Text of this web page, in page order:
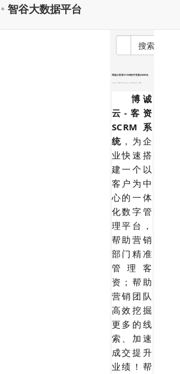
智谷大数据平台
搜索
博诚云客资SCRM软件更新(240823)
发布时间：2024-09-06 手机热度：1748 电脑热度：3323
博诚
云-客资
SCRM系
统 ，为企
业快速搭
建一个以
客户为中
心的一体
化数字管
理平台，
帮助营销
部门精准
管理客
资；帮助
营销团队
高效挖掘
更多的线
索、加速
成交提升
业绩！帮